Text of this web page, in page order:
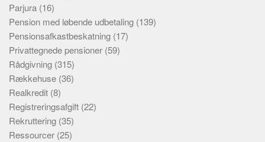
Parjura (16)
Pension med løbende udbetaling (139)
Pensionsafkastbeskatning (17)
Privattegnede pensioner (59)
Rådgivning (315)
Rækkehuse (36)
Realkredit (8)
Registreringsafgift (22)
Rekruttering (35)
Ressourcer (25)